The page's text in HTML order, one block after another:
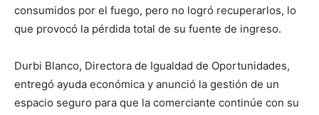
consumidos por el fuego, pero no logró recuperarlos, lo
que provocó la pérdida total de su fuente de ingreso.
Durbi Blanco, Directora de Igualdad de Oportunidades,
entregó ayuda económica y anunció la gestión de un
espacio seguro para que la comerciante continúe con su